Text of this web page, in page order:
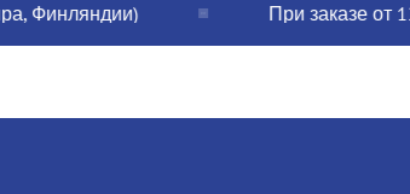
При заказе от 120€